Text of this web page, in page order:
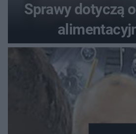
Sprawy dotyczą